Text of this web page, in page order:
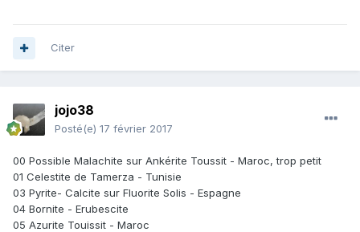
Citer
jojo38
Posté(e) 17 février 2017
00 Possible Malachite sur Ankérite Toussit - Maroc, trop petit
01 Celestite de Tamerza - Tunisie
03 Pyrite- Calcite sur Fluorite Solis - Espagne
04 Bornite - Erubescite
05 Azurite Touissit - Maroc